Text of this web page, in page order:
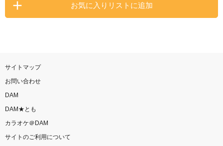
お気に入りリストに追加
サイトマップ
お問い合わせ
DAM
DAM★とも
カラオケ＠DAM
サイトのご利用について